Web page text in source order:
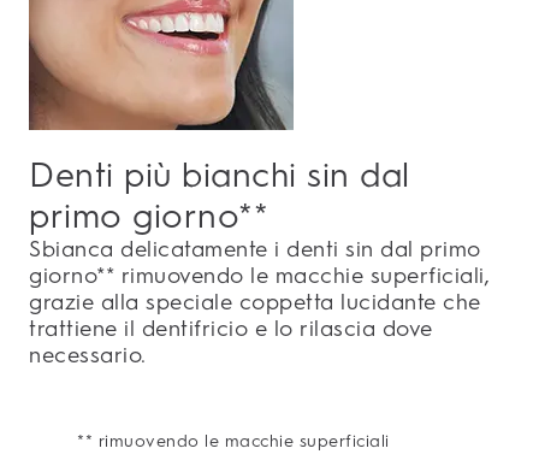
Denti più bianchi sin dal
primo giorno**
Sbianca delicatamente i denti sin dal primo
giorno** rimuovendo le macchie superficiali,
grazie alla speciale coppetta lucidante che
trattiene il dentifricio e lo rilascia dove
necessario.
** rimuovendo le macchie superficiali